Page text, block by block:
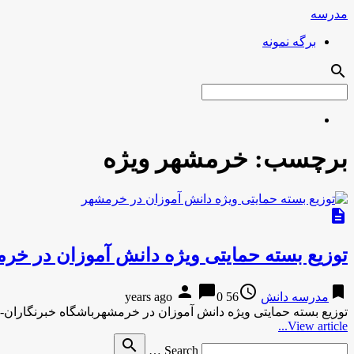
مدرسه
برگه نمونه
search
برچسب: خرمشهر ویژه
description
توزیع بسته حمایتی ویژه دانش آموزان در
bookmark مدرسه دانش access_time
56 years ago
person chat_bubble0
توزیع بسته حمایتی ویژه دانش آموزان در خرمشهرباشگاه خبرنگاران-10 ساعت پیش توزیع بسته حمایتی ویژه دانش آموزان در خرمشهر باشگاه …
View article...
Search …
search